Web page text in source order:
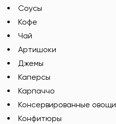
Соусы
Кофе
Чай
Артишоки
Джемы
Каперсы
Карпаччо
Консервированные овощи
Конфитюры